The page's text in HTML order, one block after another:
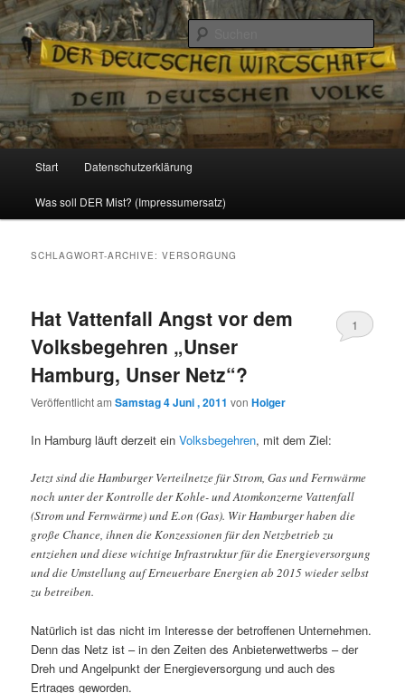
Reizzentrum
Politik, Wirtschaft, Soziales und Gesellschaft
Zum
Inhalt
Zum
sekundären
Start Datenschutzerklärung
Was soll DER Mist? (Impressumersatz)
SCHLAGWORT-ARCHIVE:VERSORGUNG
Hat Vattenfall Angst vor dem
Volksbegehren „Unser
Hamburg, Unser Netz“?
Veröffentlicht amSamstag 4 Juni , 2011 vonHolger
1
In Hamburg läuft derzeit einVolksbegehren, mit dem Ziel:
Jetzt sind die Hamburger Verteilnetze für Strom, Gas und Fernwärme
noch unter der Kontrolle der Kohle- und Atomkonzerne Vattenfall
(Strom und Fernwärme) und E.on (Gas). Wir Hamburger haben die
große Chance, ihnen die Konzessionen für den Netzbetrieb zu
entziehen und diese wichtige Infrastruktur für die Energieversorgung
und die Umstellung auf Erneuerbare Energien ab 2015 wieder selbst
zu betreiben.
Natürlich ist das nicht im Interesse der betroffenen Unternehmen.
Denn das Netz ist – in den Zeiten des Anbieterwettwerbs – der
Dreh und Angelpunkt der Energieversorgung und auch des
Ertrages geworden.